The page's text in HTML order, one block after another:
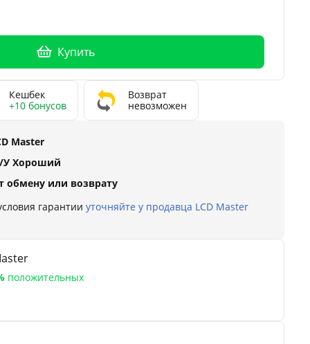
Купить
Кешбек
+10 бонусов
Возврат
невозможен
Master
У Хороший
обмену или возврату
гарантии уточняйте у продавца LCD Master
положительных